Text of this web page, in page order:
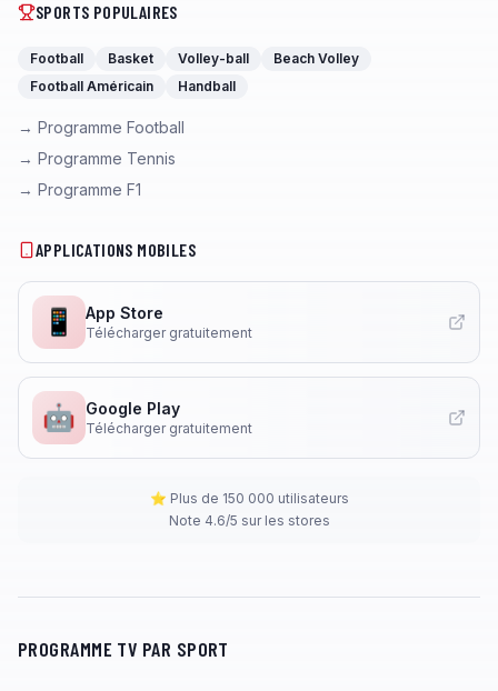
SPORTS POPULAIRES
Football Basket Volley-ball
Beach Volley
Football Américain
Handball
→ Programme Football
→ Programme Tennis
→ Programme F1
APPLICATIONS MOBILES
📱 App Store
Télécharger gratuitement
🤖 Google Play
Télécharger gratuitement
⭐ Plus de 150 000 utilisateurs
Note 4.6/5 sur les stores
PROGRAMME TV PAR SPORT